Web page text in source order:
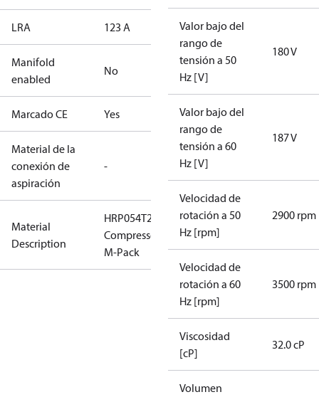
LRA 123 A
Manifold
enabled
No
Marcado CE Yes
Material de la
conexión de
aspiración
-
Material
Description
HRP054T2LP6
Compressor,
M-Pack
Valor bajo del
rango de
tensión a 50
Hz [V]
180 V
Valor bajo del
rango de
tensión a 60
Hz [V]
187 V
Velocidad de
rotación a 50
Hz [rpm]
2900 rpm
Velocidad de
rotación a 60
Hz [rpm]
3500 rpm
Viscosidad
[cP]
32.0 cP
Volumen